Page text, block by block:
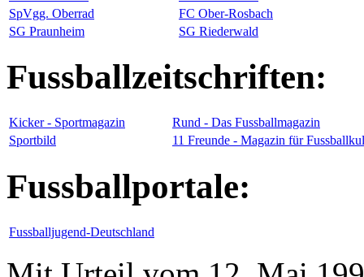
SpVgg. Oberrad
FC Ober-Rosbach
SG Praunheim
SG Riederwald
Fussballzeitschriften:
Kicker - Sportmagazin
Rund - Das Fussballmagazin
Sportbild
11 Freunde - Magazin für
Fussballportale:
Fussballjugend-Deutschland